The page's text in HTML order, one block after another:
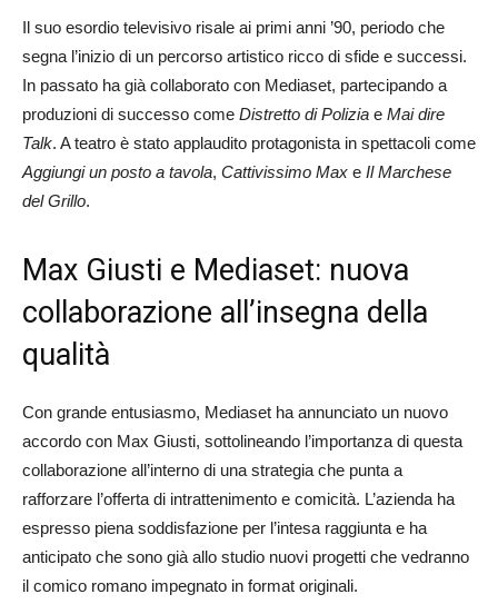
Il suo esordio televisivo risale ai primi anni ’90, periodo che
segna l’inizio di un percorso artistico ricco di sfide e successi.
In passato ha già collaborato con Mediaset, partecipando a
produzioni di successo come Distretto di Polizia e Mai dire
Talk. A teatro è stato applaudito protagonista in spettacoli come
Aggiungi un posto a tavola, Cattivissimo Max e Il Marchese
del Grillo.
Max Giusti e Mediaset: nuova
collaborazione all’insegna della
qualità
Con grande entusiasmo, Mediaset ha annunciato un nuovo
accordo con Max Giusti, sottolineando l’importanza di questa
collaborazione all’interno di una strategia che punta a
rafforzare l’offerta di intrattenimento e comicità. L’azienda ha
espresso piena soddisfazione per l’intesa raggiunta e ha
anticipato che sono già allo studio nuovi progetti che vedranno
il comico romano impegnato in format originali.